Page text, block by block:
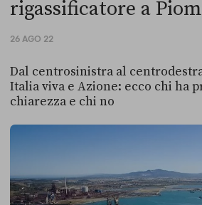
rigassificatore a
26 AGO 22
Dal centrosinistra al
Italia viva e Azione: ecco chi ha
chiarezza e chi no